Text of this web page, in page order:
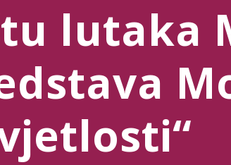
lutaka